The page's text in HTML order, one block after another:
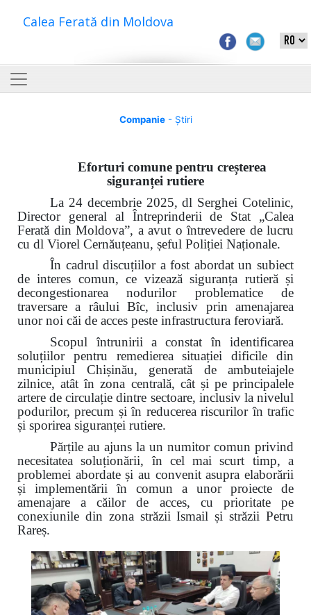
Calea Ferată din Moldova
Companie- Știri
Eforturi comune pentru creșterea
siguranței rutiere
La 24 decembrie 2025, dl Serghei Cotelinic,
Director general al Întreprinderii de Stat „Calea
Ferată din Moldova”, a avut o întrevedere de lucru
cu dl Viorel Cernăuțeanu, șeful Poliției Naționale.
În cadrul discuțiilor a fost abordat un subiect
de interes comun, ce vizează siguranța rutieră și
decongestionarea nodurilor problematice de
traversare a râului Bîc, inclusiv prin amenajarea
unor noi căi de acces peste infrastructura feroviară.
Scopul întrunirii a constat în identificarea
soluțiilor pentru remedierea situației dificile din
municipiul Chișinău, generată de ambuteiajele
zilnice, atât în zona centrală, cât și pe principalele
artere de circulație dintre sectoare, inclusiv la nivelul
podurilor, precum și în reducerea riscurilor în trafic
și sporirea siguranței rutiere.
Părțile au ajuns la un numitor comun privind
necesitatea soluționării, în cel mai scurt timp, a
problemei abordate și au convenit asupra elaborării
și implementării în comun a unor proiecte de
amenajare a căilor de acces, cu prioritate pe
conexiunile din zona străzii Ismail și străzii Petru
Rareș.